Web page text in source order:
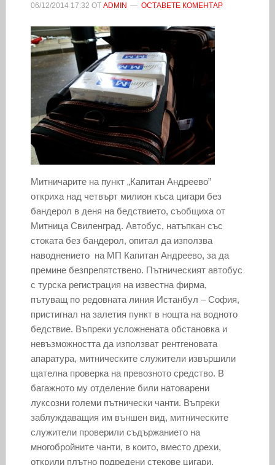
06/12/2014 17:32 ОТ ADMIN ОСТАВЕТЕ КОМЕНТАР
Митничарите на пункт „Капитан Андреево”
откриха над четвърт милион къса цигари без
бандерол в деня на бедствието, съобщиха от
Митница Свиленград. Автобус, натъпкан със
стоката без бандерол, опитал да използва
наводнението на МП Капитан Андреево, за да
премине безпрепятствено. Пътническият автобус
с турска регистрация на известна фирма,
пътуващ по редовната линия Истанбул – София,
пристигнал на залетия пункт в нощта на водното
бедствие. Въпреки усложнената обстановка и
невъзможността да използват рентгеновата
апаратура, митническите служители извършили
щателна проверка на превозното средство. В
багажното му отделение били натоварени
луксозни големи пътнически чанти. Въпреки
заблуждаващия им външен вид, митническите
служители проверили съдържанието на
многобройните чанти, в които, вместо дрехи,
открили плътно подредени стекове цигари.